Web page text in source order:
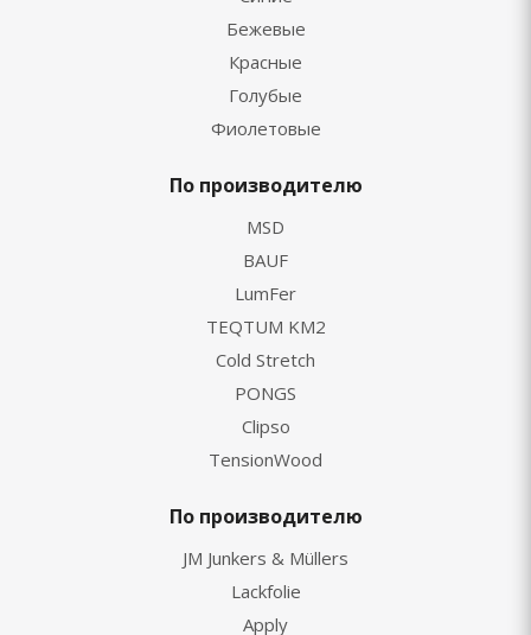
Бежевые
Красные
Голубые
Фиолетовые
По производителю
MSD
BAUF
LumFer
TEQTUM KM2
Cold Stretch
PONGS
Clipso
TensionWood
По производителю
JM Junkers & Müllers
Lackfolie
Apply